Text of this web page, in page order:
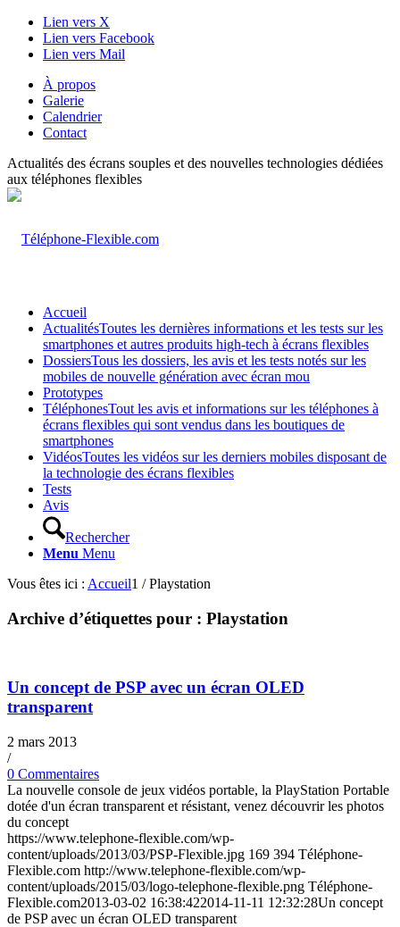
Lien vers X
Lien vers Facebook
Lien vers Mail
À propos
Galerie
Calendrier
Contact
Actualités des écrans souples et des nouvelles technologies dédiées
aux téléphones flexibles
Accueil
ActualitésToutes les dernières informations et les tests sur les
smartphones et autres produits high-tech à écrans flexibles
DossiersTous les dossiers, les avis et les tests notés sur les
mobiles de nouvelle génération avec écran mou
Prototypes
TéléphonesTout les avis et informations sur les téléphones à
écrans flexibles qui sont vendus dans les boutiques de
smartphones
VidéosToutes les vidéos sur les derniers mobiles disposant de
la technologie des écrans flexibles
Tests
Avis
Rechercher
Menu Menu
Vous êtes ici : Accueil1 / Playstation
Archive d’étiquettes pour : Playstation
Un concept de PSP avec un écran OLED
transparent
2 mars 2013
/
0 Commentaires
La nouvelle console de jeux vidéos portable, la PlayStation Portable
dotée d'un écran transparent et résistant, venez découvrir les photos
du concept
https://www.telephone-flexible.com/wp-
content/uploads/2013/03/PSP-Flexible.jpg 169 394 Téléphone-
Flexible.com http://www.telephone-flexible.com/wp-
content/uploads/2015/03/logo-telephone-flexible.png Téléphone-
Flexible.com2013-03-02 16:38:422014-11-11 12:32:28Un concept
de PSP avec un écran OLED transparent